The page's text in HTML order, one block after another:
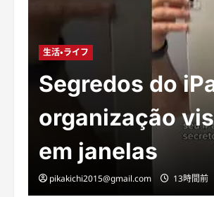
生活・ライフ
Segredos do
organização
em janelas
pikakichi2015@gmail.com 13時間前